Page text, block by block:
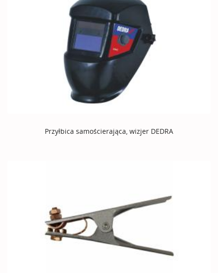
Przyłbica samościerająca, wizjer DEDRA